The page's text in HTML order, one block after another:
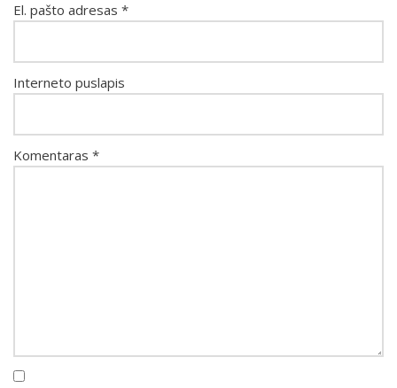
El. pašto adresas *
Interneto puslapis
Komentaras *